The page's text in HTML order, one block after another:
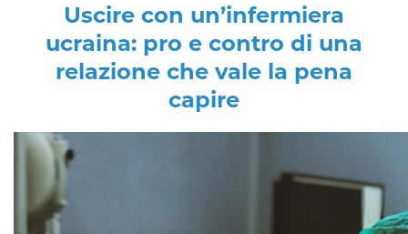
Uscire con un’infermiera
ucraina: pro e contro di una
relazione che vale la pena
capire